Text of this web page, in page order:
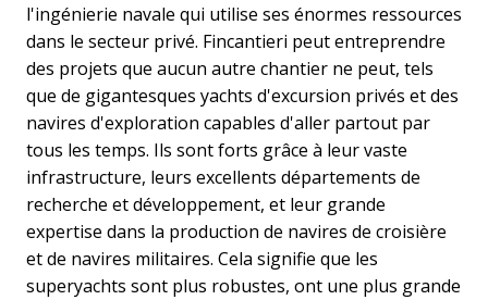
l'ingénierie navale qui utilise ses énormes ressources
dans le secteur privé. Fincantieri peut entreprendre
des projets que aucun autre chantier ne peut, tels
que de gigantesques yachts d'excursion privés et des
navires d'exploration capables d'aller partout par
tous les temps. Ils sont forts grâce à leur vaste
infrastructure, leurs excellents départements de
recherche et développement, et leur grande
expertise dans la production de navires de croisière
et de navires militaires. Cela signifie que les
superyachts sont plus robustes, ont une plus grande